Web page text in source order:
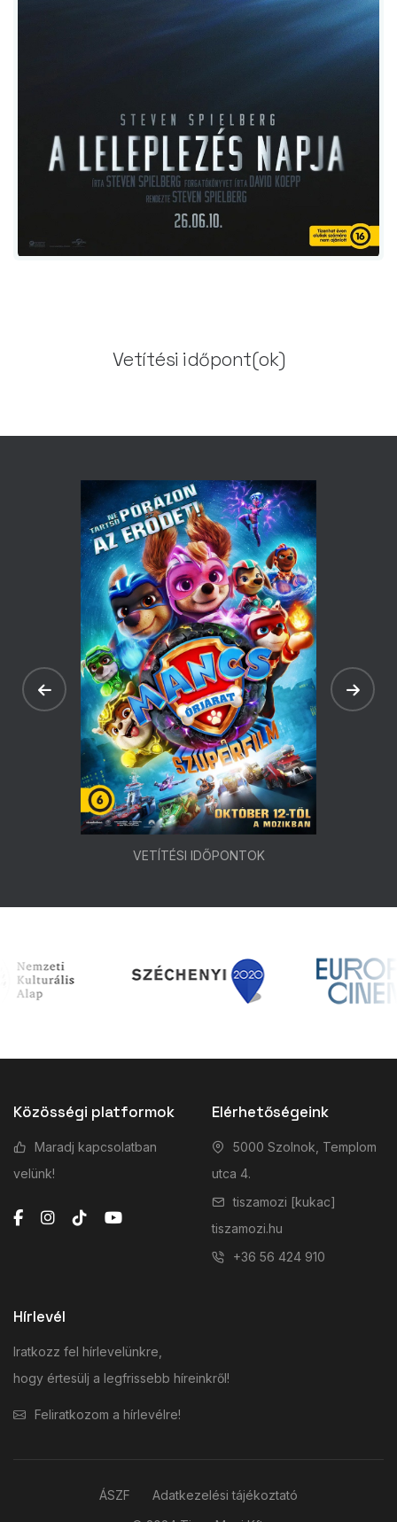
Vetítési időpont(ok)
VETÍTÉSI IDŐPONTOK
Közösségi platformok
Maradj kapcsolatban
velünk!
Elérhetőségeink
5000 Szolnok, Templom
utca 4.
tiszamozi [kukac]
tiszamozi.hu
+36 56 424 910
Hírlevél
Iratkozz fel hírlevelünkre,
hogy értesülj a legfrissebb híreinkről!
Feliratkozom a hírlevélre!
ÁSZF Adatkezelési tájékoztató